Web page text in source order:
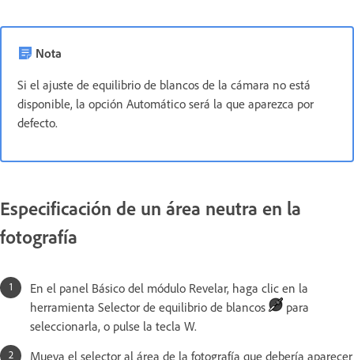
Nota
Si el ajuste de equilibrio de blancos de la cámara no está
disponible, la opción Automático será la que aparezca por
defecto.
Especificación de un área neutra en la
fotografía
En el panel Básico del módulo Revelar, haga clic en la
herramienta Selector de equilibrio de blancos
para
seleccionarla, o pulse la tecla W.
Mueva el selector al área de la fotografía que debería aparecer